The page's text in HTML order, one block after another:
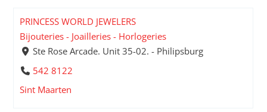
PRINCESS WORLD JEWELERS
Bijouteries - Joailleries - Horlogeries
Ste Rose Arcade. Unit 35-02. - Philipsburg
542 8122
Sint Maarten